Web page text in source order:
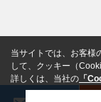
当サイトでは、お客様
して、クッキー（
詳しくは、当社の 「